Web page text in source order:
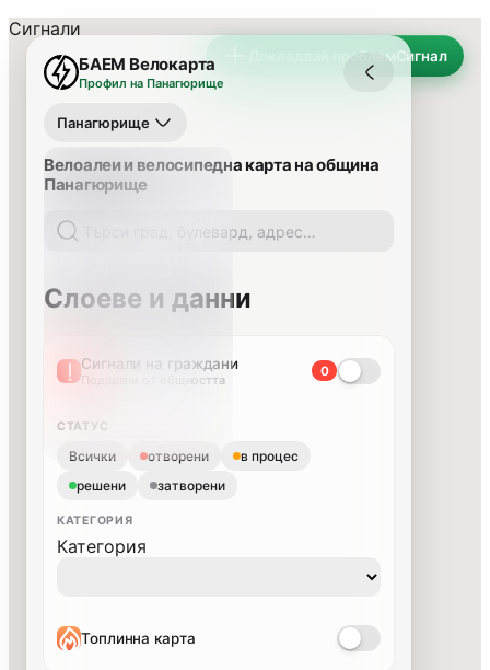
Докладвай проблемСигнал
БАЕМ Велокарта
Профил на Панагюрище
Панагюрище
Велоалеи и велосипедна карта на община
Панагюрище
Слоеве и данни
Сигнали на граждани
Подадени от общността
0
СТАТУС
Всички отворени
в процес
решени
затворени
КАТЕГОРИЯ
Категория
Топлинна карта
Сигнали